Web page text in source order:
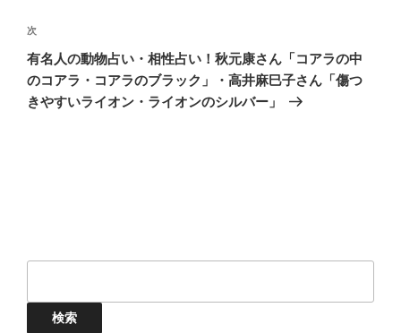
ー
シ
ョ
ン
次
の
投
稿
次
有名人の動物占い・相性占い！秋元康さん「コアラの中
のコアラ・コアラのブラック」・高井麻巳子さん「傷つ
きやすいライオン・ライオンのシルバー」